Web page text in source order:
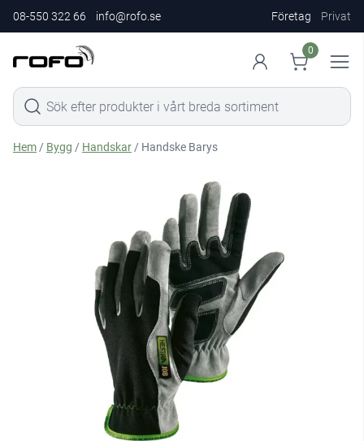
08-550 322 66 info@rofo.se Företag Privat
0
Hem / Bygg / Handskar / Handske Barys